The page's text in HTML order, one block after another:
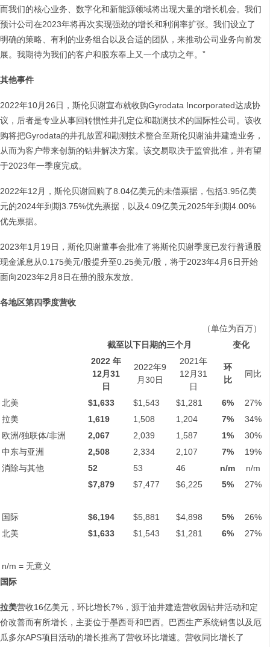
而我们的核心业务、数字化和新能源领域将出现大量的增长机会。我们
预计公司在2023年将再次实现强劲的增长和利润率扩张。我们设立了
明确的策略、有利的业务组合以及合适的团队，来推动公司业务向前发
展。我期待为我们的客户和股东奉上又一个成功之年。”
其他事件
2022年10月26日，斯伦贝谢宣布就收购Gyrodata Incorporated达成协
议，后者是专业从事回转惯性井孔定位和勘测技术的国际性公司。该收
购将把Gyrodata的井孔放置和勘测技术整合至斯伦贝谢油井建造业务，
从而为客户带来创新的钻井解决方案。该交易取决于监管批准，并有望
于2023年一季度完成。
2022年12月，斯伦贝谢回购了8.04亿美元的未偿票据，包括3.95亿美
元的2024年到期3.75%优先票据，以及4.09亿美元2025年到期4.00%
优先票据。
2023年1月19日，斯伦贝谢董事会批准了将斯伦贝谢季度已发行普通股
现金派息从0.175美元/股提升至0.25美元/股，将于2023年4月6日开始
面向2023年2月8日在册的股东发放。
各地区第四季度营收
（单位为百万）
截至以下日期的三个月
变化
2022 年
12月 31
日
2022年9
月30日
2021年
12月31
日
环
比
同比
北美 $1,633 $1,543 $1,281 6%
27%
拉美
1,619 1,508 1,204 7%
34%
欧洲/独联体/非洲
2,067 2,039 1,587 1%
30%
中东与亚洲
2,508 2,334 2,107 7%
19%
消除与其他
52 53 46 n/m
n/m
$7,879
$7,477 $6,225 5% 27%
国际 $6,194 $5,881 $4,898 5%
26%
北美
$1,633 $1,543 $1,281 6% 27%
n/m = 无意义
国际
拉美营收16亿美元，环比增长7%，源于油井建造营收因钻井活动和定
价改善而有所增长，主要位于墨西哥和巴西。巴西生产系统销售以及厄
瓜多尔APS项目活动的增长推高了营收环比增速。营收同比增长了